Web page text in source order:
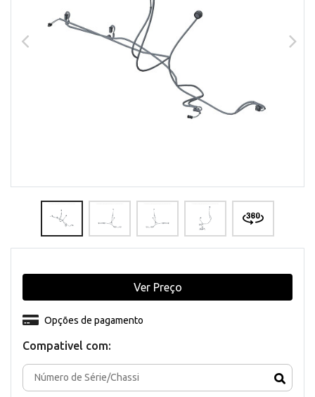
Compativel com:
Opções de pagamento
Ver Preço